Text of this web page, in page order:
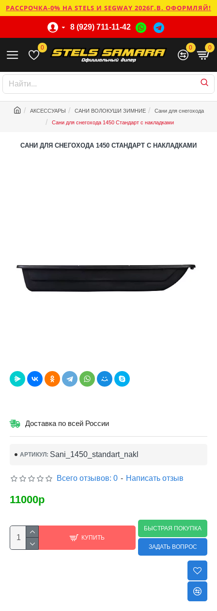
РАССРОЧКА-0% НА STELS И SEGWAY 2026Г.В. ОФОРМЛЯЙ!
8 (929) 711-11-42
0 0 0
АКСЕССУАРЫ САНИ ВОЛОКУШИ ЗИМНИЕ
Сани для снегохода
Сани для снегохода 1450 Стандарт с накладками
САНИ ДЛЯ СНЕГОХОДА 1450 СТАНДАРТ С НАКЛАДКАМИ
Доставка по всей России
АРТИКУЛ: Sani_1450_standart_nakl
Всего отзывов: 0 - Написать отзыв
11000р
КУПИТЬ
БЫСТРАЯ ПОКУПКА
ЗАДАТЬ ВОПРОС